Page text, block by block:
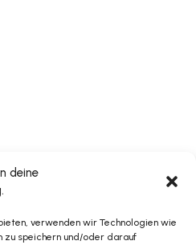
deine
verwenden wir Technologien wie
zu speichern und/oder darauf